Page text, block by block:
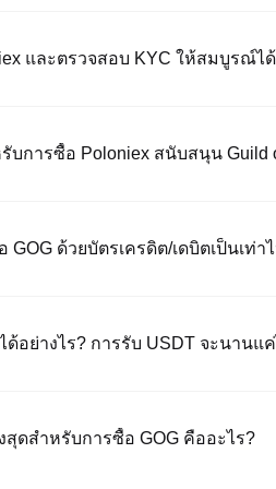
และตรวจสอบ KYC ให้สมบูรณ์ได้
กสาร Id ที่ถูกต้องของคุณ และถ่ายเซลฟี่
บการซื้อ Poloniex สนับสนุน Guild
าดใหญ่เกิน 100,000 USD พร้อมใบเสน
ด้วยบัตรเครดิต/เดบิตเป็นเท่า
(ต่ำถึง 0.05%) ใช้กับการซื้อขาย GOG/
ด้อย่างไร? การรับ USDT จะนานแ
บสนองของผู้ขาย
ดสำหรับการซื้อ GOG คืออะไร?